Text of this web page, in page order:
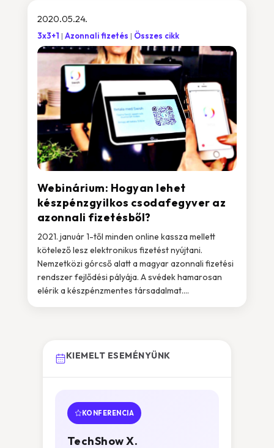
Webinárium: Hogyan lehet
készpénzgyilkos csodafegyver az
azonnali fizetésből?
2020.05.24.
3x3+1 Azonnali fizetés Összes cikk
2021. január 1-től minden online kassza mellett
kötelező lesz elektronikus fizetést nyújtani.
Nemzetközi górcső alatt a magyar azonnali fizetési
rendszer fejlődési pályája. A svédek hamarosan
elérik a készpénzmentes társadalmat....
KIEMELT ESEMÉNYÜNK
KONFERENCIA
TechShow X.